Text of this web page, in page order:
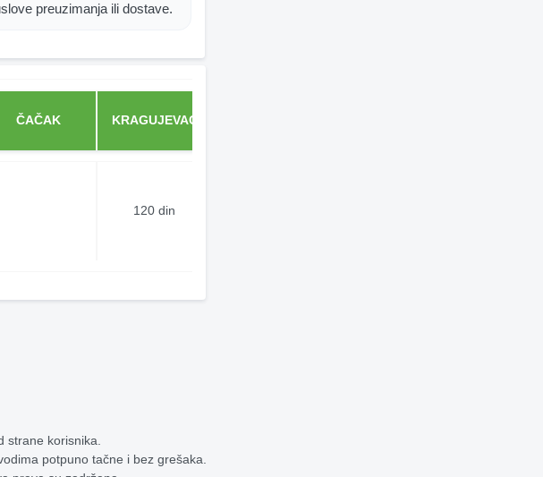
preuzimanja ili dostave.
ČAČAK KRAGUJEVAC
120 din
strane korisnika.
potpuno tačne i bez grešaka.